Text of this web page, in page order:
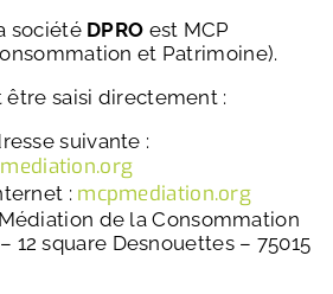
société DPRO est MCP
et Patrimoine).
saisi directement :
suivante :
: mcpmediation.org
de la Consommation
12 square Desnouettes – 75015